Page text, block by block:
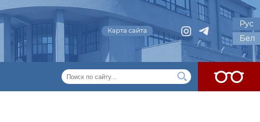
Карта сайта
Рус
Бел